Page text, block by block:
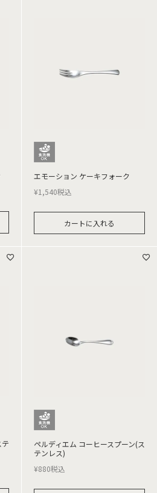
エモーション ケーキフォーク
¥1,540税込
カートに入れる
ペルディエム コーヒースプーン(ス
テンレス)
¥880税込